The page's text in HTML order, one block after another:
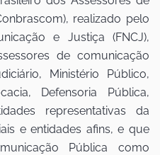
realizado pelo
e Justiça (FNCJ),
de comunicação
Ministério Público,
Defensoria Pública,
representativas da
e entidades afins, e que
Pública como